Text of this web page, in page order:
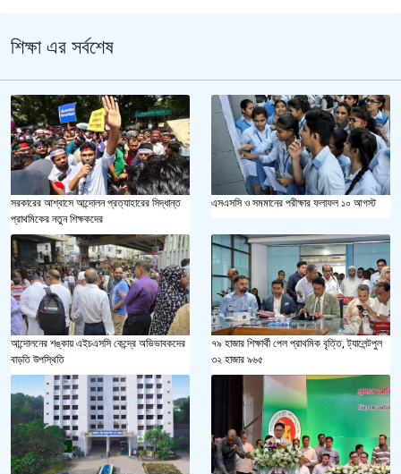
শিক্ষা এর সর্বশেষ
সরকারের আশ্বাসে আন্দোলন প্রত্যাহারের সিদ্ধান্ত
প্রাথমিকের নতুন শিক্ষকদের
এসএসসি ও সমমানের পরীক্ষার ফলাফল ১০ আগস্ট
আন্দোলনের শঙ্কায় এইচএসসি কেন্দ্রে অভিভাবকদের
বাড়তি উপস্থিতি
৭৯ হাজার শিক্ষার্থী পেল প্রাথমিক বৃত্তি, ট্যালেন্টপুল
৩২ হাজার ৯৬৫